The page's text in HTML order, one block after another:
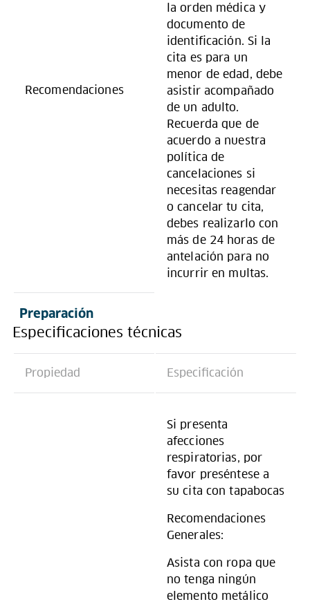
Recomendaciones
la orden médica y
documento de
identificación. Si la
cita es para un
menor de edad, debe
asistir acompañado
de un adulto.
Recuerda que de
acuerdo a nuestra
política de
cancelaciones si
necesitas reagendar
o cancelar tu cita,
debes realizarlo con
más de 24 horas de
antelación para no
incurrir en multas.
Preparación
Especificaciones técnicas
Propiedad Especificación
Si presenta
afecciones
respiratorias, por
favor preséntese a
su cita con tapabocas
Recomendaciones
Generales:
Asista con ropa que
no tenga ningún
elemento metálico